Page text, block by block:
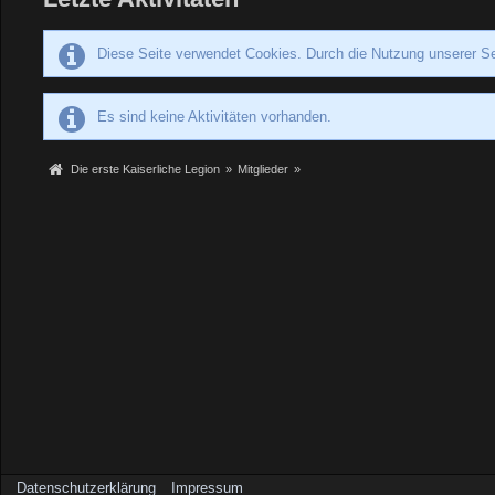
Diese Seite verwendet Cookies. Durch die Nutzung unserer
Es sind keine Aktivitäten vorhanden.
Die erste Kaiserliche Legion » Mitglieder »
Datenschutzerklärung Impressum